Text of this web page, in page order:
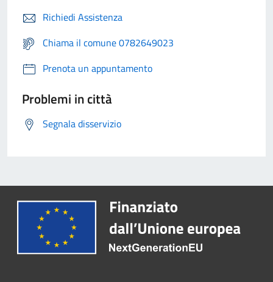
Richiedi Assistenza
Chiama il comune 0782649023
Prenota un appuntamento
Problemi in città
Segnala disservizio